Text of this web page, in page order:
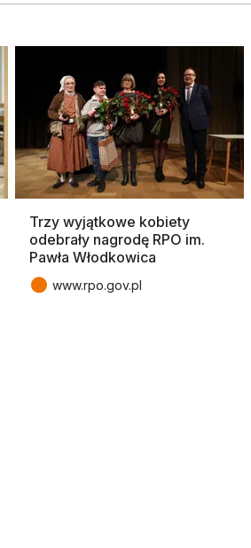
Trzy wyjątkowe kobiety
odebrały nagrodę RPO im.
Pawła Włodkowica
● www.rpo.gov.pl